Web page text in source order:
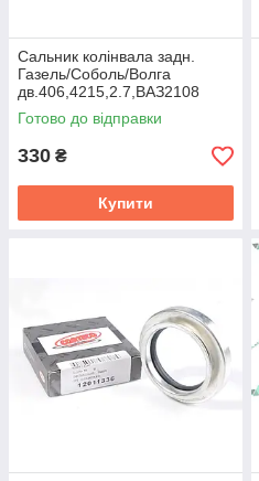
Сальник колінвала задн.
Газель/Соболь/Волга
дв.406,4215,2.7,ВАЗ2108
(80x100x10) ELRING
4062.1005160-01
Готово до відправки
330 ₴
Купити